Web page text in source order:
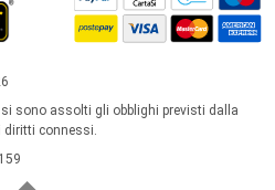
sono assolti gli obblighi previsti dalla
diritti connessi.